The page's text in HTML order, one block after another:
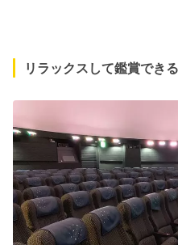
リラックスして鑑賞でき